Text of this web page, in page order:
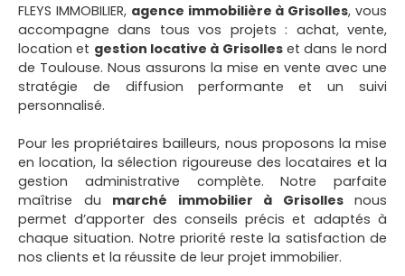
FLEYS IMMOBILIER, agence immobilière à Grisolles, vous
accompagne dans tous vos projets : achat, vente,
location et gestion locative à Grisolleset dans le nord
de Toulouse. Nous assurons la mise en vente avec une
stratégie de diffusion performante et un suivi
personnalisé.
Pour les propriétaires bailleurs, nous proposons la mise
en location, la sélection rigoureuse des locataires et la
gestion administrative complète. Notre parfaite
maîtrise du marché immobilier à Grisollesnous
permet d’apporter des conseils précis et adaptés à
chaque situation. Notre priorité reste la satisfaction de
nos clients et la réussite de leur projet immobilier.